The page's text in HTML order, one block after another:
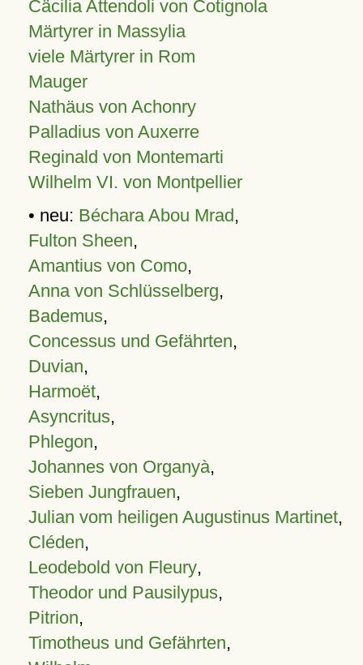
Cäcilia Attendoli von Cotignola
Märtyrer in Massylia
viele Märtyrer in Rom
Mauger
Nathäus von Achonry
Palladius von Auxerre
Reginald von Montemarti
Wilhelm VI. von Montpellier
• neu: Béchara Abou Mrad,
Fulton Sheen,
Amantius von Como,
Anna von Schlüsselberg,
Bademus,
Concessus und Gefährten,
Duvian,
Harmoët,
Asyncritus,
Phlegon,
Johannes von Organyà,
Sieben Jungfrauen,
Julian vom heiligen Augustinus Martinet,
Cléden,
Leodebold von Fleury,
Theodor und Pausilypus,
Pitrion,
Timotheus und Gefährten,